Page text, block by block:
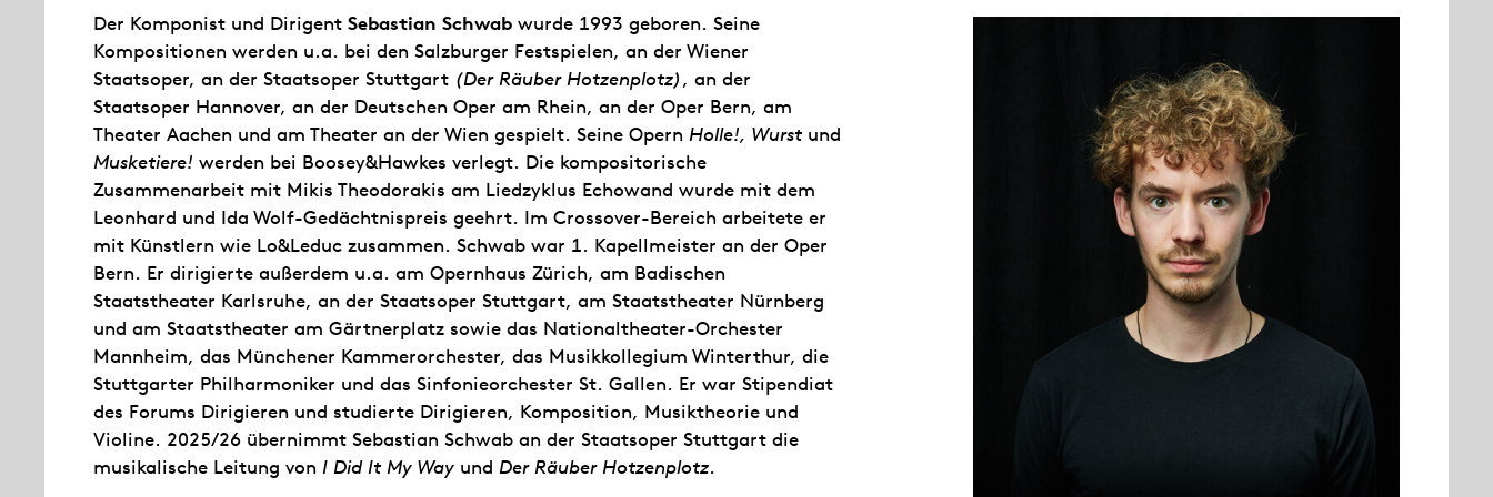
Der Komponist und Dirigent Sebastian Schwab wurde 1993 geboren. Seine
Kompositionen werden u.a. bei den Salzburger Festspielen, an der Wiener
Staatsoper, an der Staatsoper Stuttgart (Der Räuber Hotzenplotz), an der
Staatsoper Hannover, an der Deutschen Oper am Rhein, an der Oper Bern, am
Theater Aachen und am Theater an der Wien gespielt. Seine Opern Holle!, Wurstund
Musketiere! werden bei Boosey&Hawkes verlegt. Die kompositorische
Zusammenarbeit mit Mikis Theodorakis am Liedzyklus Echowand wurde mit dem
Leonhard und Ida Wolf-Gedächtnispreis geehrt. Im Crossover-Bereich arbeitete er
mit Künstlern wie Lo&Leduc zusammen. Schwab war 1. Kapellmeister an der Oper
Bern. Er dirigierte außerdem u.a. am Opernhaus Zürich, am Badischen
Staatstheater Karlsruhe, an der Staatsoper Stuttgart, am Staatstheater Nürnberg
und am Staatstheater am Gärtnerplatz sowie das Nationaltheater-Orchester
Mannheim, das Münchener Kammerorchester, das Musikkollegium Winterthur, die
Stuttgarter Philharmoniker und das Sinfonieorchester St. Gallen. Er war Stipendiat
des Forums Dirigieren und studierte Dirigieren, Komposition, Musiktheorie und
Violine. 2025/26 übernimmt Sebastian Schwab an der Staatsoper Stuttgart die
musikalische Leitung von I Did It My Way und Der Räuber Hotzenplotz.